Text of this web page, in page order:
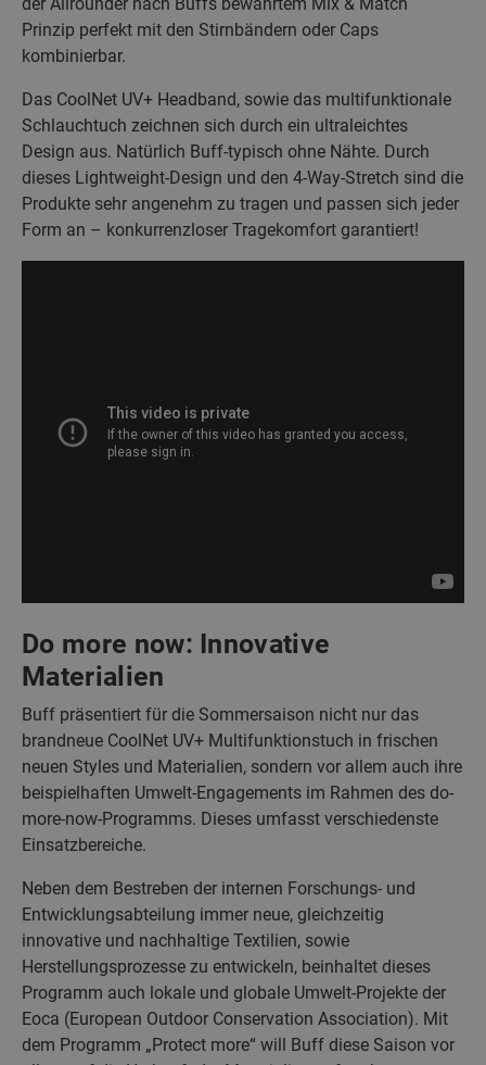
der Allrounder nach Buffs bewährtem Mix & Match
Prinzip perfekt mit den Stirnbändern oder Caps
kombinierbar.
Das CoolNet UV+ Headband, sowie das multifunktionale
Schlauchtuch zeichnen sich durch ein ultraleichtes
Design aus. Natürlich Buff-typisch ohne Nähte. Durch
dieses Lightweight-Design und den 4-Way-Stretch sind die
Produkte sehr angenehm zu tragen und passen sich jeder
Form an – konkurrenzloser Tragekomfort garantiert!
Do more now: Innovative
Materialien
Buff präsentiert für die Sommersaison nicht nur das
brandneue CoolNet UV+ Multifunktionstuch in frischen
neuen Styles und Materialien, sondern vor allem auch ihre
beispielhaften Umwelt-Engagements im Rahmen des do-
more-now-Programms. Dieses umfasst verschiedenste
Einsatzbereiche.
Neben dem Bestreben der internen Forschungs- und
Entwicklungsabteilung immer neue, gleichzeitig
innovative und nachhaltige Textilien, sowie
Herstellungsprozesse zu entwickeln, beinhaltet dieses
Programm auch lokale und globale Umwelt-Projekte der
Eoca (European Outdoor Conservation Association). Mit
dem Programm „Protect more“ will Buff diese Saison vor